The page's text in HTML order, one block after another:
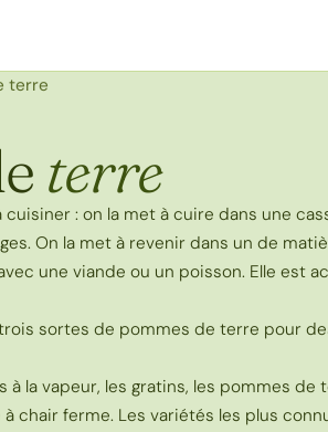
terre
terre
: on la met à cuire dans une
On la met à revenir dans un de
une viande ou un poisson. Elle est
sortes de pommes de terre pour
à la vapeur, les gratins, les pommes de
chair ferme. Les variétés les plus